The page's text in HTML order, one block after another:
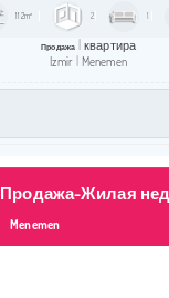
112m² 2
Продажа
квартира
Izmir
Menemen
Продажа-Жилая
Menemen